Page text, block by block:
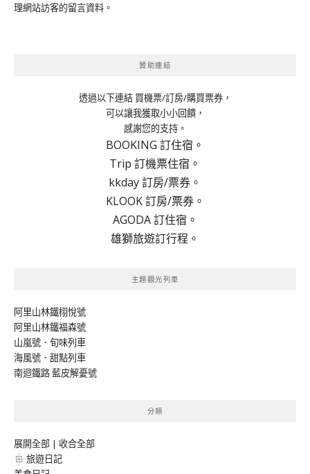
理網站訪客的留言資料 。
贊助連結
透過以下連結 買機票/訂房/購買票券，
可以讓我獲取小小回饋，
感謝您的支持。
BOOKING 訂住宿。
Trip 訂機票住宿。
kkday 訂房/票券。
KLOOK 訂房/票券。
AGODA 訂住宿。
雄獅旅遊訂行程。
主題觀光列車
阿里山林鐵栩悅號
阿里山林鐵福森號
山嵐號．旬味列車
海風號．甜點列車
南迴鐵路 藍皮解憂號
分類
展開全部 | 收合全部
旅遊日記